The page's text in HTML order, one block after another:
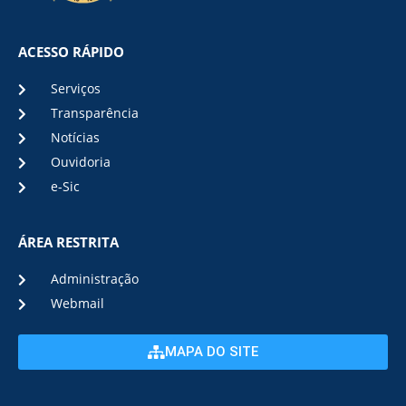
ACESSO RÁPIDO
Serviços
Transparência
Notícias
Ouvidoria
e-Sic
ÁREA RESTRITA
Administração
Webmail
MAPA DO SITE